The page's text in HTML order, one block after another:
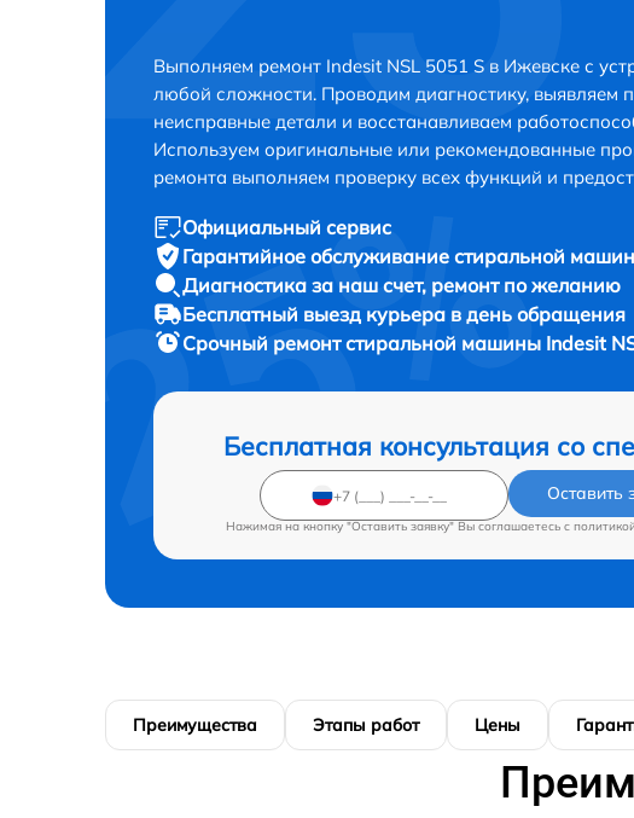
Выполняем ремонт Indesit NSL 5051 S в Ижевске с
любой сложности. Проводим диагностику, выявляем
неисправные детали и восстанавливаем
Используем оригинальные или рекомендованные
ремонта выполняем проверку всех функций и
Официальный сервис
Гарантийное обслуживание стиральной
Диагностика за наш счет, ремонт по желанию
Бесплатный выезд курьера в день обращения
Срочный ремонтстиральной машины Indesit
Бесплатная консультация со
Оставить
Нажимая на кнопку "Оставить заявку" Вы соглашаетесь c
Преимущества Этапы работ Цены